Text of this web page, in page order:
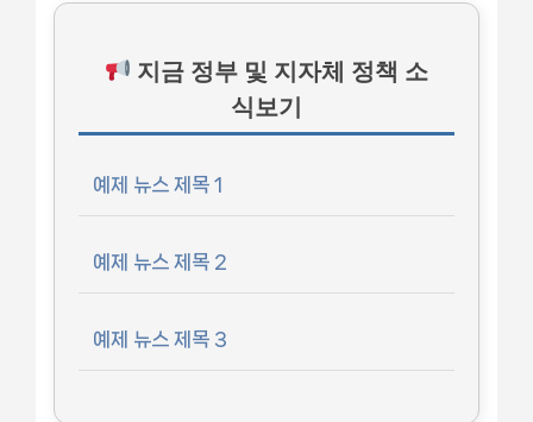
지금 정부 및 지자체 정책 소
식보기
예제 뉴스 제목 1
예제 뉴스 제목 2
예제 뉴스 제목 3